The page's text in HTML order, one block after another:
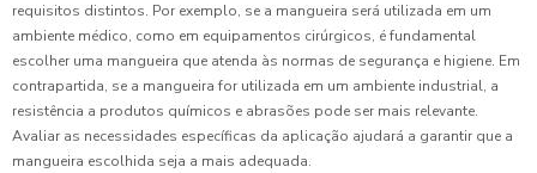
requisitos distintos. Por exemplo, se a mangueira será utilizada em um
ambiente médico, como em equipamentos cirúrgicos, é fundamental
escolher uma mangueira que atenda às normas de segurança e higiene. Em
contrapartida, se a mangueira for utilizada em um ambiente industrial, a
resistência a produtos químicos e abrasões pode ser mais relevante.
Avaliar as necessidades específicas da aplicação ajudará a garantir que a
mangueira escolhida seja a mais adequada.